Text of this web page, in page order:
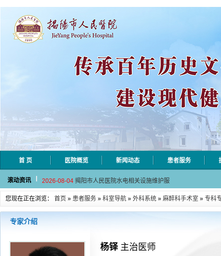
首 页 医院概览 新闻动态 患者服务
滚动资讯
2026-08-06 揭阳市人民医院采集自动对焦相机市
2026-08-04 揭阳市人民医院水电相关设施维护服
2026-07-31 学术聚力！妇儿分论坛精彩收官
2026-07-31 以学术聚合力 | 运动健康分论坛助
2026-07-31 大咖云集探内科前沿！首届榕江医学
2026-07-31
学术聚力！妇儿分论坛精彩收官
您现在正在浏览： 首页 » 患者服务 » 科室导航 » 外科系统 » 麻醉科手术室 » 专科
专家介绍
杨铎 主治医师